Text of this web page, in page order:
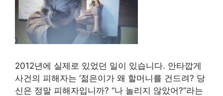
2012년에 실제로 있었던 일이 있습니다. 안타깝게
사건의 피해자는 ‘젊은이가 왜 할머니를 건드려? 당
신은 정말 피해자입니까? “나 놀리지 않았어?”라는